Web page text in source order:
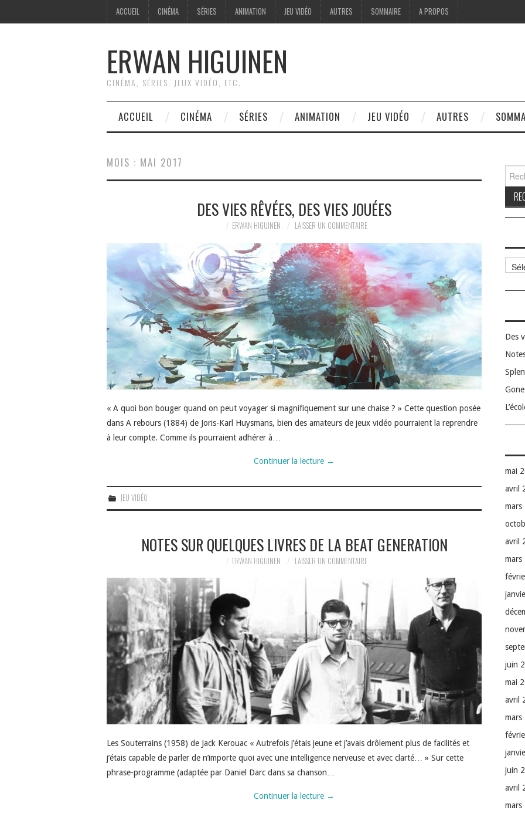
ACCUEIL CINÉMA SÉRIES ANIMATION JEU VIDÉO AUTRES SOMMAIRE A PROPOS
ERWAN HIGUINEN
CINÉMA, SÉRIES, JEUX VIDÉO, ETC.
ACCUEIL CINÉMA SÉRIES ANIMATION JEU VIDÉO AUTRES
MOIS : MAI 2017
DES VIES RÊVÉES, DES VIES JOUÉES
ERWAN HIGUINEN LAISSER UN COMMENTAIRE
« A quoi bon bouger quand on peut voyager si magnifiquement sur une chaise ? » Cette question posée
dans A rebours (1884) de Joris-Karl Huysmans, bien des amateurs de jeux vidéo pourraient la reprendre
à leur compte. Comme ils pourraient adhérer à…
Continuer la lecture →
JEU VIDÉO
NOTES SUR QUELQUES LIVRES DE LA BEAT GENERATION
ERWAN HIGUINEN LAISSER UN COMMENTAIRE
Les Souterrains (1958) de Jack Kerouac « Autrefois j’étais jeune et j’avais drôlement plus de facilités et
j’étais capable de parler de n’importe quoi avec une intelligence nerveuse et avec clarté… » Sur cette
phrase-programme (adaptée par Daniel Darc dans sa chanson…
Continuer la lecture →
Des
mai
avril
mars
avril
mars
juin
mai
avril
mars
juin
avril
mars